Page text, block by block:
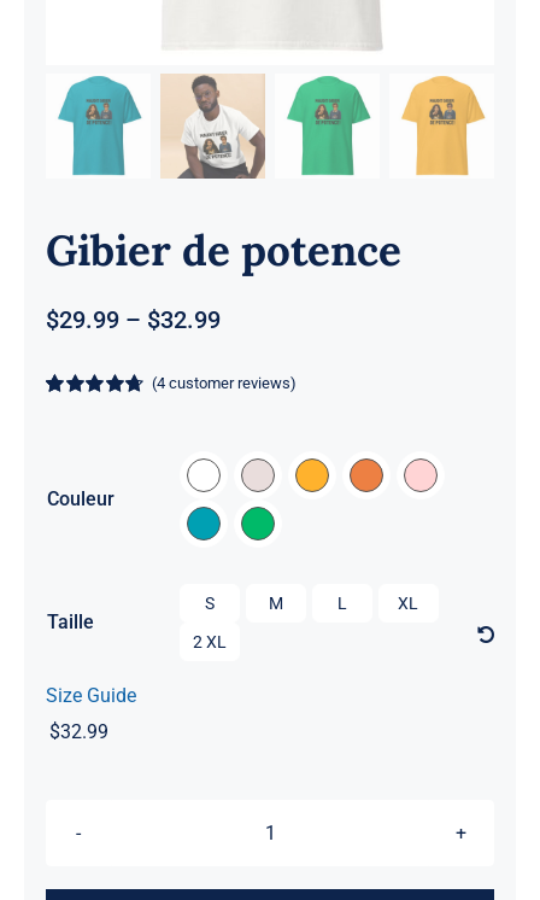
Gibier de potence
$29.99 – $32.99Price
$29.99
(4 customer reviews)
Couleur
Taille
S M L
XL
2 XL
Size Guide
$32.99